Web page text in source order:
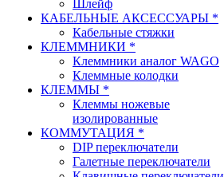
Шлейф
КАБЕЛЬНЫЕ АКСЕССУАРЫ *
Кабельные стяжки
КЛЕММНИКИ *
Клеммники аналог WAGO
Клеммные колодки
КЛЕММЫ *
Клеммы ножевые
изолированные
КОММУТАЦИЯ *
DIP переключатели
Галетные переключатели